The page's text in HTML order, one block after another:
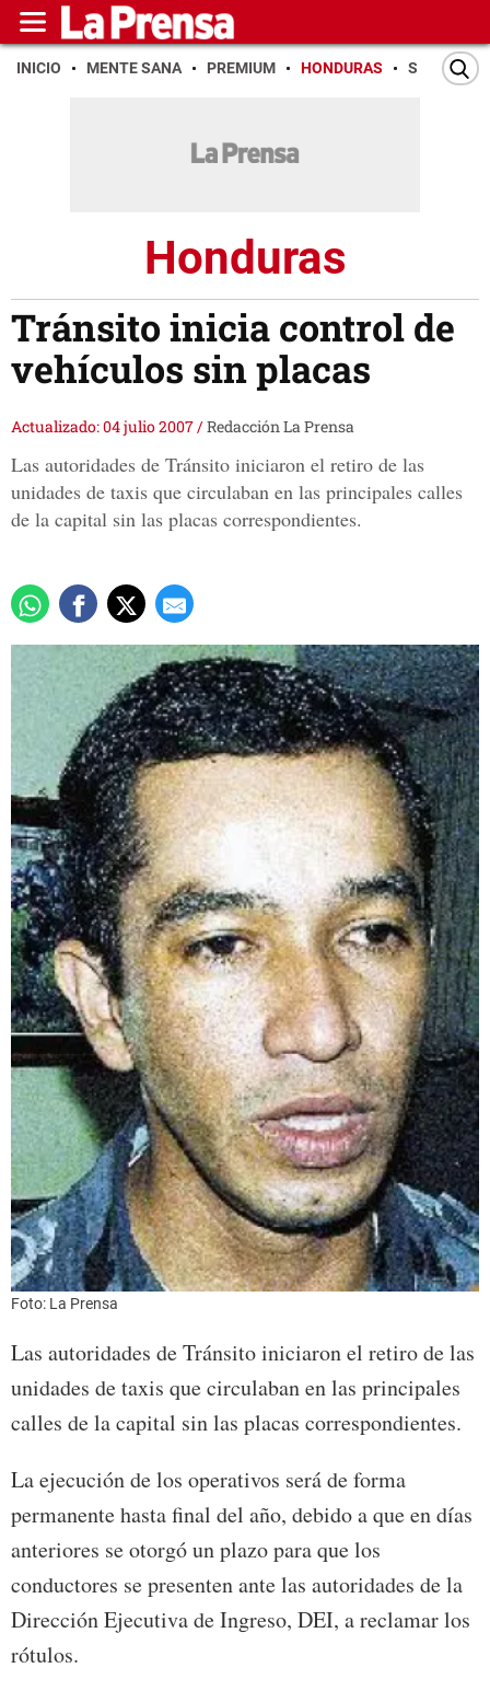
INICIO MENTE SANA PREMIUM HONDURAS SAN PEDRO
Honduras
Tránsito inicia control de
vehículos sin placas
Actualizado: 04 julio 2007/Redacción La Prensa
Las autoridades de Tránsito iniciaron el retiro de las
unidades de taxis que circulaban en las principales calles
de la capital sin las placas correspondientes.
Foto: La Prensa
Las autoridades de Tránsito iniciaron el retiro de las
unidades de taxis que circulaban en las principales
calles de la capital sin las placas correspondientes.
La ejecución de los operativos será de forma
permanente hasta final del año, debido a que en días
anteriores se otorgó un plazo para que los
conductores se presenten ante las autoridades de la
Dirección Ejecutiva de Ingreso, DEI, a reclamar los
rótulos.